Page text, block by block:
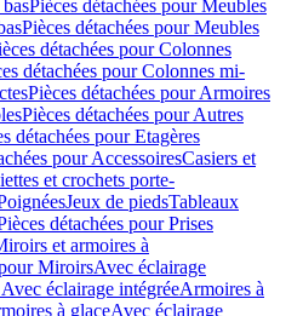
Pièces détachées pour Meubles
Pièces détachées pour Meubles
détachées pour Colonnes
détachées pour Colonnes mi-
Pièces détachées pour Armoires
Pièces détachées pour Autres
détachées pour Etagères
pour AccessoiresCasiers et
et crochets porte-
Jeux de piedsTableaux
détachées pour Prises
et armoires à
MiroirsAvec éclairage
éclairage intégréeArmoires à
à glaceAvec éclairage